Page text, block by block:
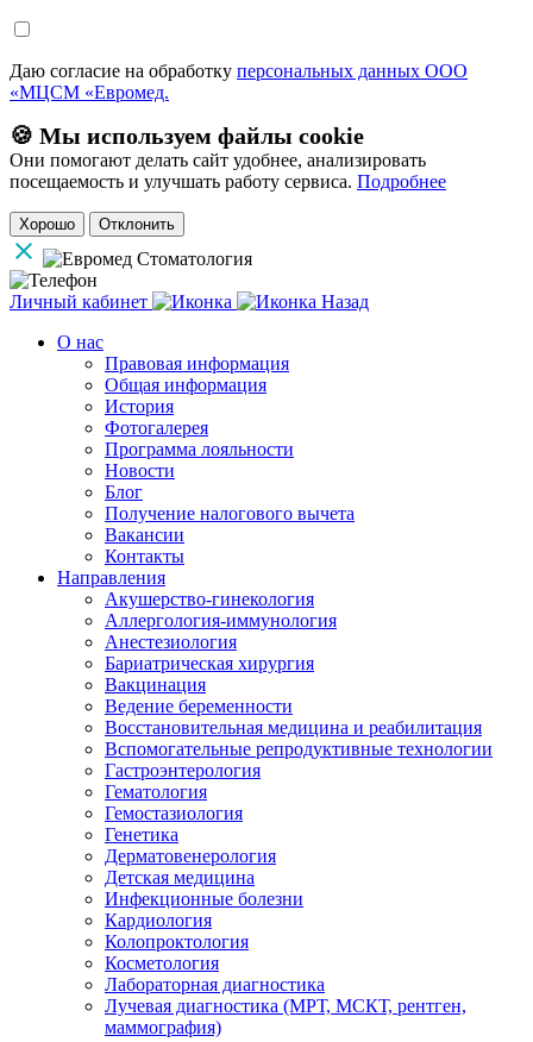
Даю согласие на обработку персональных данных ООО
«МЦСМ «Евромед.
🍪 Мы используем файлы cookie
Они помогают делать сайт удобнее, анализировать
посещаемость и улучшать работу сервиса. Подробнее
Хорошо Отклонить
Личный кабинет
Назад
О нас
Правовая информация
Общая информация
История
Фотогалерея
Программа лояльности
Новости
Блог
Получение налогового вычета
Вакансии
Контакты
Направления
Акушерство-гинекология
Аллергология-иммунология
Анестезиология
Бариатрическая хирургия
Вакцинация
Ведение беременности
Восстановительная медицина и реабилитация
Вспомогательные репродуктивные технологии
Гастроэнтерология
Гематология
Гемостазиология
Генетика
Дерматовенерология
Детская медицина
Инфекционные болезни
Кардиология
Колопроктология
Косметология
Лабораторная диагностика
Лучевая диагностика (МРТ, МСКТ, рентген,
маммография)